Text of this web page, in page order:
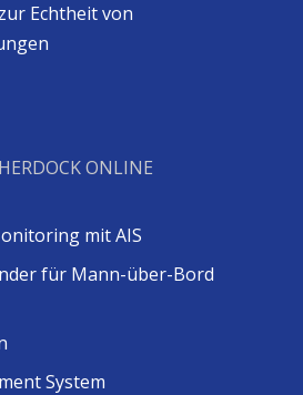
Echtheit von
ONLINE
mit AIS
für Mann-über-Bord
System